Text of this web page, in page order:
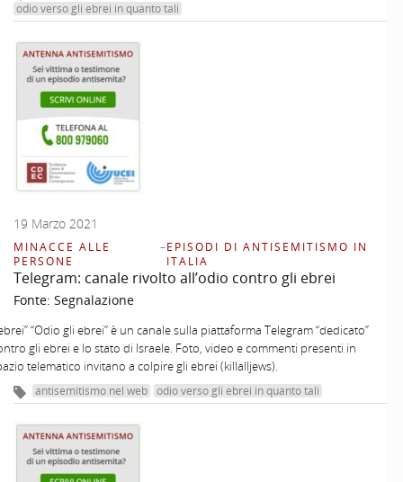
odio verso gli ebrei in quanto tali
19 Marzo 2021
MINACCE ALLE
PERSONE
–EPISODI DI ANTISEMITISMO IN
ITALIA
Telegram: canale rivolto all’odio contro gli ebrei
Fonte: Segnalazione
“Odio gli ebrei” è un canale sulla piattaforma Telegram “dedicato”
gli ebrei e lo stato di Israele. Foto, video e commenti presenti in
telematico invitano a colpire gli ebrei (killalljews).
antisemitismo nel web odio verso gli ebrei in quanto tali